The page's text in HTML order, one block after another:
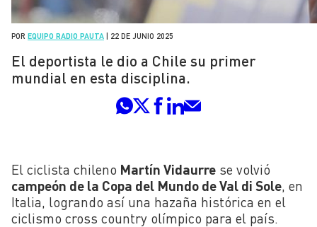
POR EQUIPO RADIO PAUTA 22 DE JUNIO 2025
El deportista le dio a Chile su primer
mundial en esta disciplina.
El ciclista chileno Martín Vidaurre se volvió
campeón de la Copa del Mundo de Val di Sole , en
Italia, logrando así una hazaña histórica en el
ciclismo cross country olímpico para el país.